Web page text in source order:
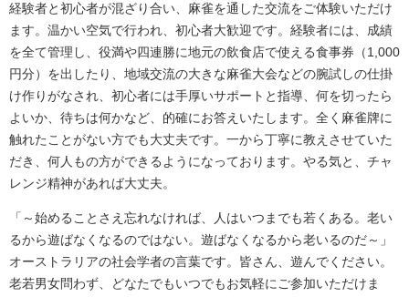
経験者と初心者が混ざり合い、麻雀を通した交流をご体験いただけ
ます。温かい空気で行われ、初心者大歓迎です。経験者には、成績
を全て管理し、役満や四連勝に地元の飲食店で使える食事券（1,000
円分）を出したり、地域交流の大きな麻雀大会などの腕試しの仕掛
け作りがなされ、初心者には手厚いサポートと指導、何を切ったら
よいか、待ちは何かなど、的確にお答えいたします。全く麻雀牌に
触れたことがない方でも大丈夫です。一から丁寧に教えさせていた
だき、何人もの方ができるようになっております。やる気と、チャ
レンジ精神があれば大丈夫。
「～始めることさえ忘れなければ、人はいつまでも若くある。老い
るから遊ばなくなるのではない。遊ばなくなるから老いるのだ～」
オーストラリアの社会学者の言葉です。皆さん、遊んでください。
老若男女問わず、どなたでもいつでもお気軽にご参加いただけま